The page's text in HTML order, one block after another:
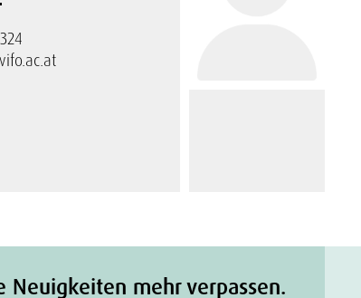
Neuigkeiten mehr verpassen.